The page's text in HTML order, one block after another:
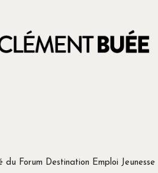
du Forum Destination Emploi